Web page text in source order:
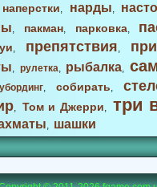
наперстки, нарды,
, пакман, парковка,
, препятствия,
, рулетка, рыбалка,
, собирать,
,Том и Джерри, три
, шашки